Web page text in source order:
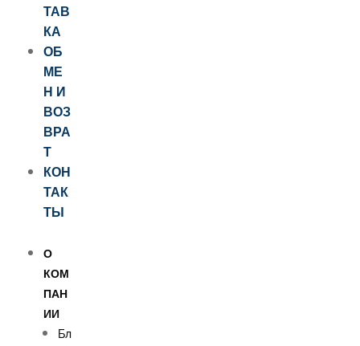
ТАВ
КА
ОБ
МЕ
Н И
ВОЗ
ВРА
Т
КОН
ТАК
ТЫ
О
КОМ
ПАН
ИИ
Бл